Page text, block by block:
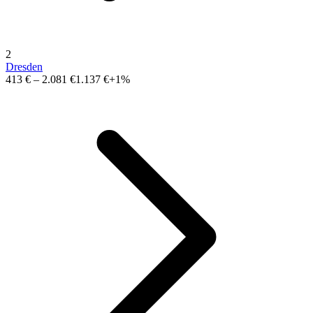
2
Dresden
413 € – 2.081 €1.137 €+1%